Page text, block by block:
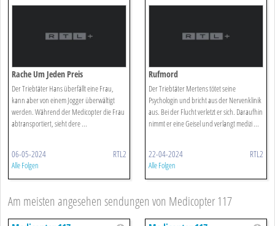
Rache Um Jeden Preis
Der Triebtäter Hans überfällt eine Frau,
kann aber von einem Jogger überwältigt
werden. Während der Medicopter die Frau
abtransportiert, sieht dere ...
06-05-2024 RTL2
Alle Folgen
Rufmord
Der Triebtäter Mertens tötet seine
Psychologin und bricht aus der Nervenklinik
aus. Bei der Flucht verletzt er sich. Daraufhin
nimmt er eine Geisel und verlangt medizi ...
22-04-2024 RTL2
Alle Folgen
Am meisten angesehen sendungen von Medicopter 117